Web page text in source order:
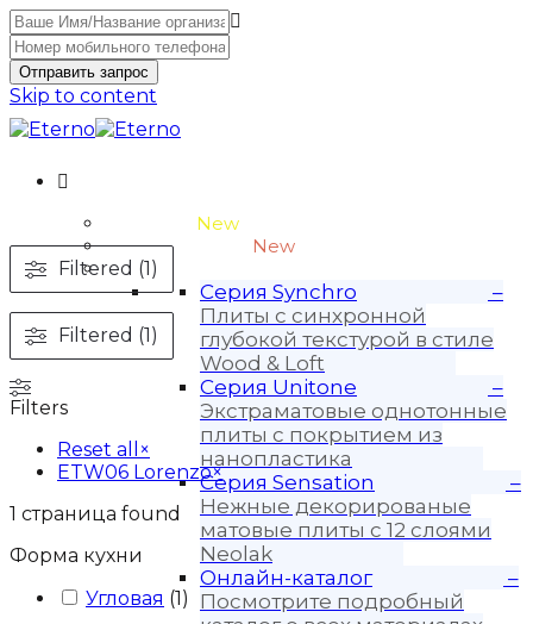
Отправить запрос
Skip to content
New
Wood-3 и Loft-2
New
Материалы
Серия Synchro
–
Плиты с синхронной
глубокой текстурой в стиле
Wood & Loft
Серия Unitone
–
Экстраматовые однотонные
плиты с покрытием из
нанопластика
Серия Sensation
–
Нежные декорированые
матовые плиты с 12 слоями
Neolak
Онлайн-каталог
–
Посмотрите подробный
Filtered (1)
Filtered (1)
Filters
Reset all
×
ETW06 Lorenzo×
1 страница found
Форма кухни
Угловая (1)